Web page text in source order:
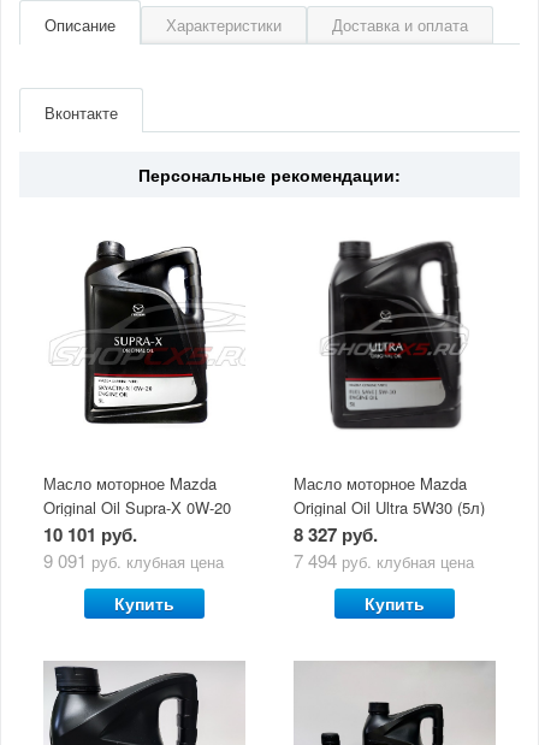
Описание Характеристики Доставка и оплата
Страна Япония
Вконтакте
Персональные рекомендации:
Масло моторное Mazda
Original Oil Supra-X 0W-20
(5 л)
10 101 руб.
9 091 руб. клубная цена
Купить
Масло моторное Mazda
Original Oil Ultra 5W30 (5л)
8 327 руб.
7 494 руб. клубная цена
Купить